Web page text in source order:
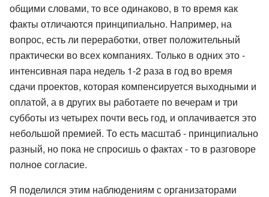
общими словами, то все одинаково, в то время как
факты отличаются принципиально. Например, на
вопрос, есть ли переработки, ответ положительный
практически во всех компаниях. Только в одних это -
интенсивная пара недель 1-2 раза в год во время
сдачи проектов, которая компенсируется выходными и
оплатой, а в других вы работаете по вечерам и три
субботы из четырех почти весь год, и оплачивается это
небольшой премией. То есть масштаб - принципиально
разный, но пока не спросишь о фактах - то в разговоре
полное согласие.
Я поделился этим наблюдениям с организаторами